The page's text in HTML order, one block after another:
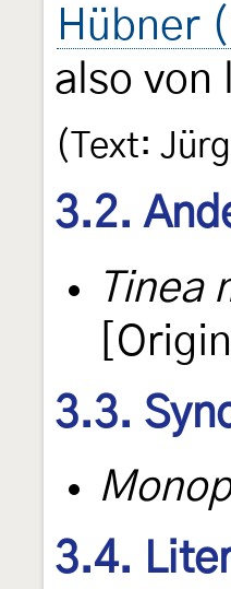
Hübner
also von
(Text:
3.2.
Tinea
3.3.
3.4.